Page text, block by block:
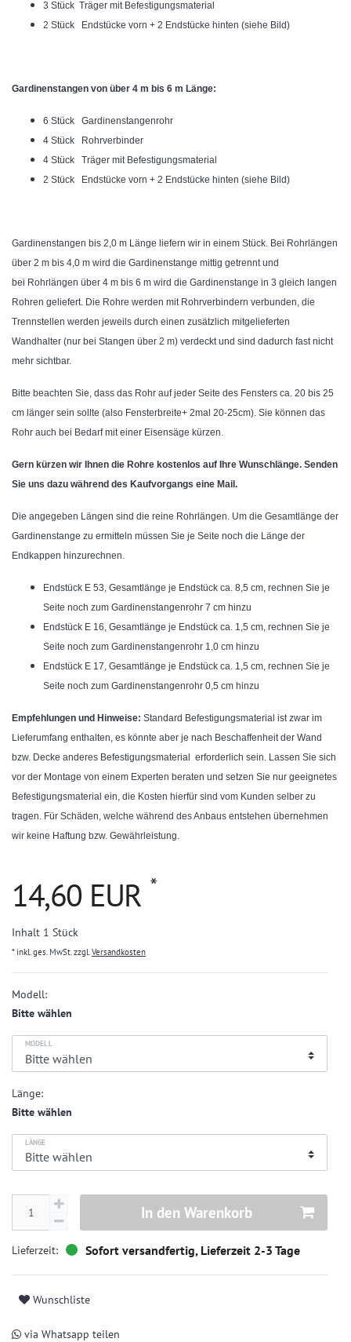
3 Stück Träger mit Befestigungsmaterial
2 Stück Endstücke vorn + 2 Endstücke hinten (siehe Bild)
Gardinenstangen von über 4 m bis 6 m Länge:
6 Stück Gardinenstangenrohr
4 Stück Rohrverbinder
4 Stück Träger mit Befestigungsmaterial
2 Stück Endstücke vorn + 2 Endstücke hinten (siehe Bild)
Gardinenstangen bis 2,0 m Länge liefern wir in einem Stück. Bei Rohrlängen
über 2 m bis 4,0 m wird die Gardinenstange mittig getrennt und
bei Rohrlängen über 4 m bis 6 m wird die Gardinenstange in 3 gleich langen
Rohren geliefert. Die Rohre werden mit Rohrverbindern verbunden, die
Trennstellen werden jeweils durch einen zusätzlich mitgelieferten
Wandhalter (nur bei Stangen über 2 m) verdeckt und sind dadurch fast nicht
mehr sichtbar.
Bitte beachten Sie, dass das Rohr auf jeder Seite des Fensters ca. 20 bis 25
cm länger sein sollte (also Fensterbreite+ 2mal 20-25cm). Sie können das
Rohr auch bei Bedarf mit einer Eisensäge kürzen.
Gern kürzen wir Ihnen die Rohre kostenlos auf Ihre Wunschlänge. Senden
Sie uns dazu während des Kaufvorgangs eine Mail.
Die angegeben Längen sind die reine Rohrlängen. Um die Gesamtlänge der
Gardinenstange zu ermitteln müssen Sie je Seite noch die Länge der
Endkappen hinzurechnen.
Endstück E 53, Gesamtlänge je Endstück ca. 8,5 cm, rechnen Sie je
Seite noch zum Gardinenstangenrohr 7 cm hinzu
Endstück E 16, Gesamtlänge je Endstück ca. 1,5 cm, rechnen Sie je
Seite noch zum Gardinenstangenrohr 1,0 cm hinzu
Endstück E 17, Gesamtlänge je Endstück ca. 1,5 cm, rechnen Sie je
Seite noch zum Gardinenstangenrohr 0,5 cm hinzu
Empfehlungen und Hinweise: Standard Befestigungsmaterial ist zwar im
Lieferumfang enthalten, es könnte aber je nach Beschaffenheit der Wand
bzw. Decke anderes Befestigungsmaterial erforderlich sein. Lassen Sie sich
vor der Montage von einem Experten beraten und setzen Sie nur geeignetes
Befestigungsmaterial ein, die Kosten hierfür sind vom Kunden selber zu
tragen. Für Schäden, welche während des Anbaus entstehen übernehmen
wir keine Haftung bzw. Gewährleistung.
14,60 EUR *
Inhalt 1 Stück
* inkl. ges. MwSt. zzgl.Versandkosten
Modell:
Bitte wählen
MODELL
Länge:
Bitte wählen
LÄNGE
In den Warenkorb
Sofort versandfertig, Lieferzeit 2-3 Tage
Wunschliste
via Whatsapp teilen